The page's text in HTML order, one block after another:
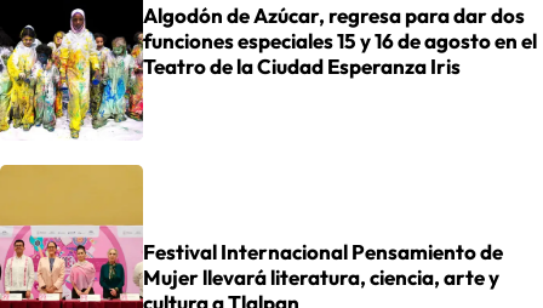
Algodón de Azúcar, regresa para dar dos
funciones especiales 15 y 16 de agosto en el
Teatro de la Ciudad Esperanza Iris
Festival Internacional Pensamiento de
Mujer llevará literatura, ciencia, arte y
cultura a Tlalpan